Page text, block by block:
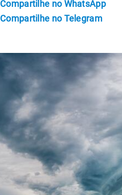
Compartilhe no WhatsApp
Compartilhe no Telegram